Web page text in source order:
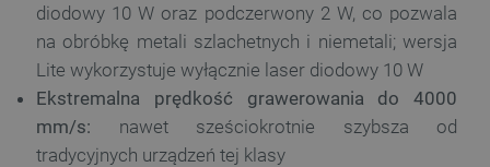
diodowy 10 W oraz podczerwony 2 W, co pozwala
na obróbkę metali szlachetnych i niemetali; wersja
Lite wykorzystuje wyłącznie laser diodowy 10 W
Ekstremalna prędkość grawerowania do 4000
mm/s: nawet sześciokrotnie szybsza od
tradycyjnych urządzeń tej klasy